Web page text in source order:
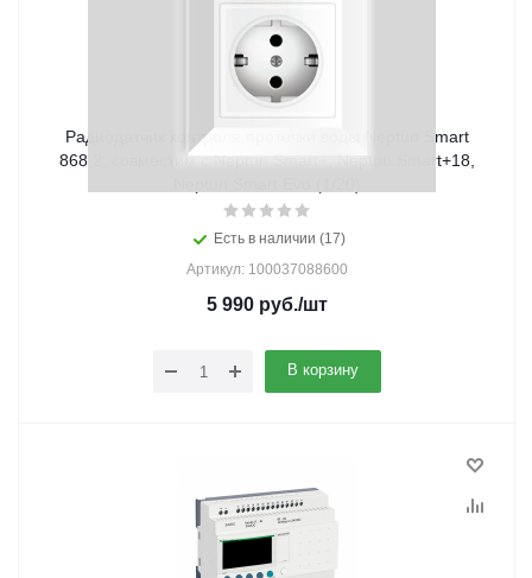
Радиодатчик контроля протечки воды Neptun Smart
868.2, совместим с Neptun Smart+, Neptun Smart+18,
Есть в наличии (17)
Артикул: 100037088600
5 990 руб./шт
В корзину